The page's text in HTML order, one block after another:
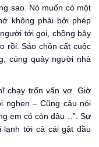
sao. Nó muốn có một
không phải bởi phép
tới gọi, chồng bây
rồi. Sáo chôn cất cuộc
cúng quảy người nhà
chạy trốn vẩn vơ. Giờ
nghen – Cũng câu nói
em có còn đâu…”. Sự
lạnh tới cả cái gật đầu